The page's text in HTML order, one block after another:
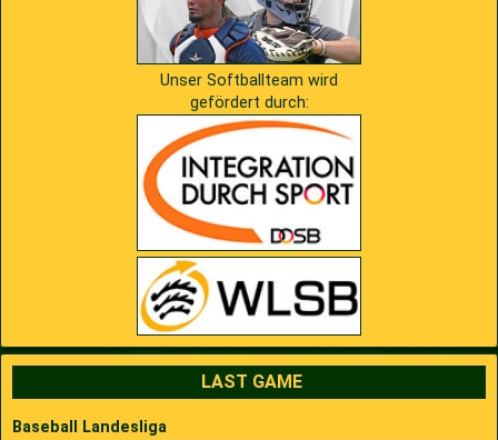
Unser Softballteam wird
gefördert durch:
LAST GAME
Baseball Landesliga